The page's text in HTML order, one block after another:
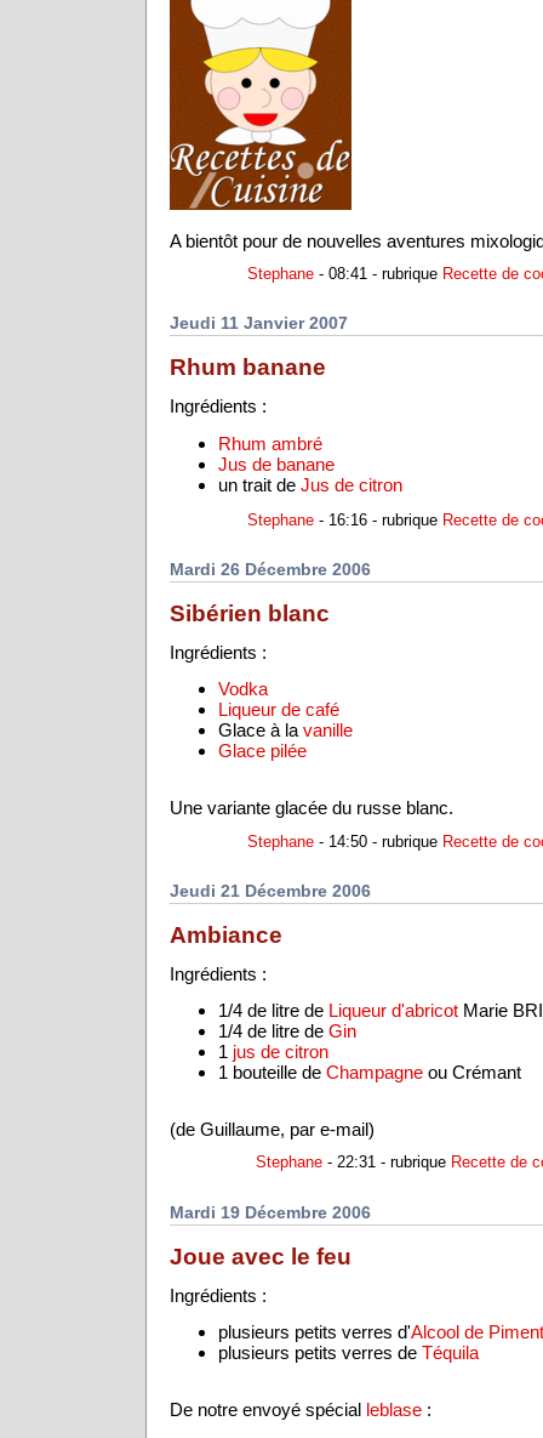
A bientôt pour de nouvelles aventures
Stephane - 08:41 - rubrique Recette de
Jeudi 11 Janvier 2007
Rhum banane
Ingrédients :
Rhum ambré
Jus de banane
un trait de Jus de citron
Stephane - 16:16 - rubrique Recette de
Mardi 26 Décembre 2006
Sibérien blanc
Ingrédients :
Vodka
Liqueur de café
Glace à la vanille
Glace pilée
Une variante glacée du russe blanc.
Stephane - 14:50 - rubrique Recette de
Jeudi 21 Décembre 2006
Ambiance
Ingrédients :
1/4 de litre de Liqueur d'abricot Marie
1/4 de litre de Gin
1 jus de citron
1 bouteille de Champagne ou Crémant
(de Guillaume, par e-mail)
Stephane - 22:31 - rubrique Recette de
Mardi 19 Décembre 2006
Joue avec le feu
Ingrédients :
plusieurs petits verres d'Alcool de Piment
plusieurs petits verres de Téquila
De notre envoyé spécial leblase :